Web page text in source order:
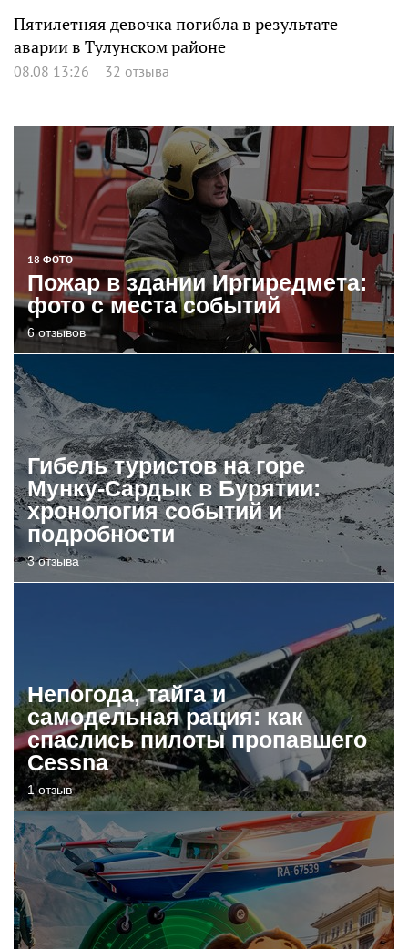
Пятилетняя девочка погибла в результате
аварии в Тулунском районе
08.08 13:26 32 отзыва
18 ФОТО
Пожар в здании Иргиредмета:
фото с места событий
6 отзывов
Гибель туристов на горе
Мунку-Сардык в Бурятии:
хронология событий и
подробности
3 отзыва
Непогода, тайга и
самодельная рация: как
спаслись пилоты пропавшего
Cessna
1 отзыв